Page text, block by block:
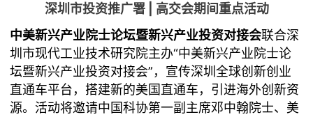
深圳市投资推广署 | 高交会期间重点活动
中美新兴产业院士论坛暨新兴产业投资对接会联合深
圳市现代工业技术研究院主办“中美新兴产业院士论
坛暨新兴产业投资对接会”，宣传深圳全球创新创业
直通车平台，搭建新的美国直通车，引进海外创新资
源。活动将邀请中国科协第一副主席邓中翰院士、美